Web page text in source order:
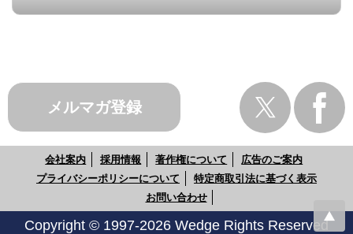
メルマガ登録
会社案内 採用情報 著作権について
広告のご案内
プライバシーポリシーについて
特定商取引法に基づく表示
お問い合わせ
Copyright © 1997-2026 Wedge Rights Reserved